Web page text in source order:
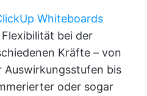
Whiteboards
bei der
Kräfte – von
Auswirkungsstufen bis
oder sogar